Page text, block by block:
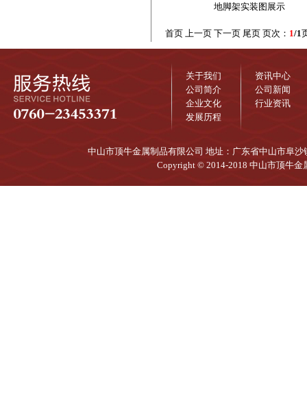
地脚架实装图展示
首页 上一页 下一页 尾页 页次： 1/1
关于我们
公司简介
企业文化
发展历程
资讯中心
公司新闻
行业资讯
中山市顶牛金属制品有限公司 地址：广东省中山市阜
Copyright © 2014-2018 中山市顶牛